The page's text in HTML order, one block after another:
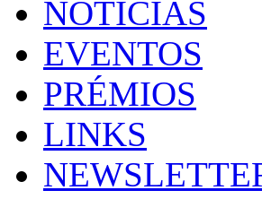
NOTÍCIAS
EVENTOS
PRÉMIOS
LINKS